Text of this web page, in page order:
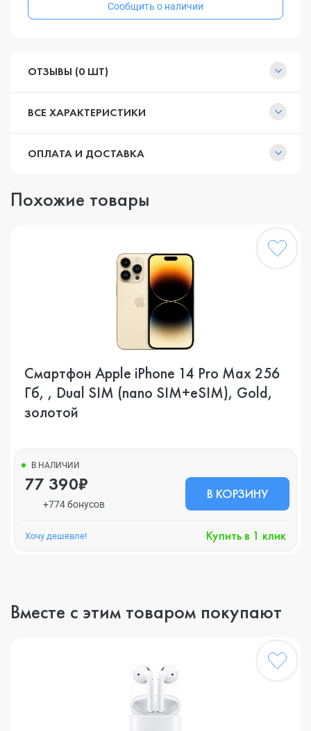
Сообщить о наличии
ОТЗЫВЫ (0 ШТ)
ВСЕ ХАРАКТЕРИСТИКИ
ОПЛАТА И ДОСТАВКА
Похожие товары
Смартфон Apple iPhone 14 Pro Max 256
Гб, , Dual SIM (nano SIM+eSIM), Gold,
золотой
В НАЛИЧИИ
77 390₽
+774 бонусов
В КОРЗИНУ
Хочу дешевле! Купить в 1 клик
Вместе с этим товаром покупают